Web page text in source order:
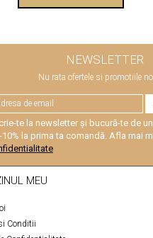
NEWSLETTER
Nu rata ofertele si promotiile
te la newsletter și bucură-te de
10% la prima ta comandă. Afla mai
MEU
Conditii